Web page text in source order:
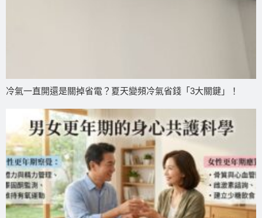
冷氣一直開還是關掉省電？夏天變頻冷氣省錢「3大關鍵」！